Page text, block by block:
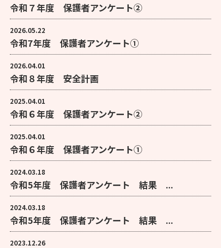
令和７年度 保護者アンケート②
2026.05.22
令和7年度 保護者アンケート①
2026.04.01
令和８年度 安全計画
2025.04.01
令和６年度 保護者アンケート②
2025.04.01
令和６年度 保護者アンケート①
2024.03.18
令和5年度 保護者アンケート 結果 ...
2024.03.18
令和5年度 保護者アンケート 結果 ...
2023.12.26